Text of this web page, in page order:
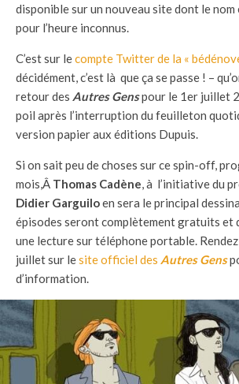
disponible sur un nouveau site dont le nom
pour l’heure inconnus.
C’est sur lecompte Twitter de la «
décidément, c’est là que ça se passe ! –
retour des Autres Genspour le 1er juillet
poil après l’interruption du feuilleton
version papier aux éditions Dupuis.
Si on sait peu de choses sur ce spin-off,
mois,Â Thomas Cadène, à l’initiative du
Didier Garguiloen sera le principal
épisodes seront complètement gratuits et
une lecture sur téléphone portable.
juillet sur lesite officiel des Autres Gens
d’information.